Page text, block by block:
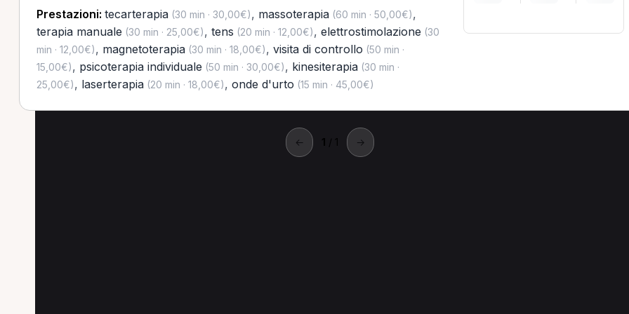
Prestazioni: tecarterapia(30 min · 30,00€), massoterapia(60 min · 50,00€),
terapia manuale (30 min · 25,00€), tens (20 min · 12,00€), elettrostimolazione (30
min · 12,00€), magnetoterapia(30 min · 18,00€), visita di controllo (50 min ·
15,00€), psicoterapia individuale (50 min · 30,00€), kinesiterapia(30 min ·
25,00€), laserterapia(20 min · 18,00€), onde d'urto (15 min · 45,00€)
← 1 / 1 →